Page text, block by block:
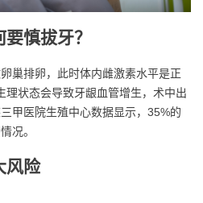
要慎拔牙？
巢排卵，此时体内雌激素水平是正
理状态会导致牙龈血管增生，术中出
甲医院生殖中心数据显示，35%的
况。
风险